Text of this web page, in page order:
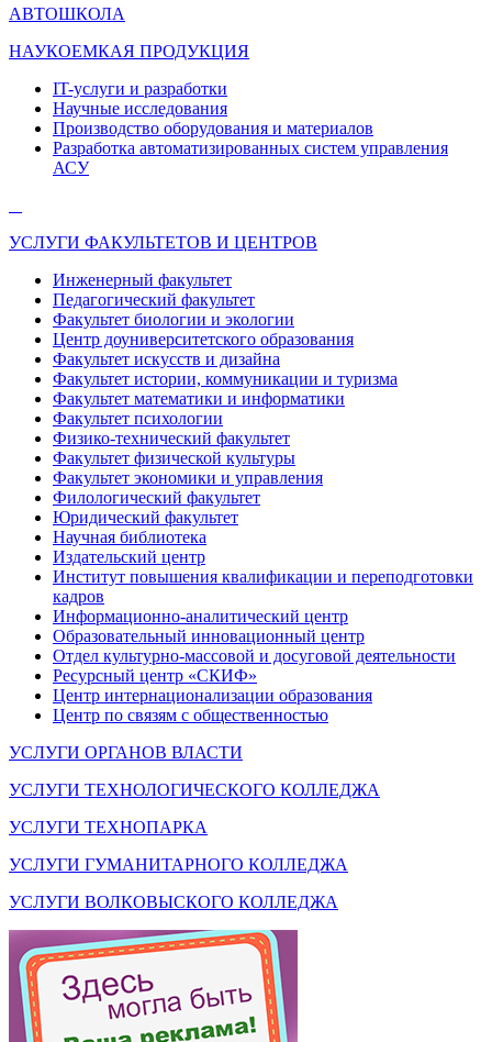
АВТОШКОЛА
НАУКОЕМКАЯ ПРОДУКЦИЯ
IT-услуги и разработки
Научные исследования
Производство оборудования и материалов
Разработка автоматизированных систем управления
АСУ
УСЛУГИ ФАКУЛЬТЕТОВ И ЦЕНТРОВ
Инженерный факультет
Педагогический факультет
Факультет биологии и экологии
Центр доуниверситетского образования
Факультет искусств и дизайна
Факультет истории, коммуникации и туризма
Факультет математики и информатики
Факультет психологии
Физико-технический факультет
Факультет физической культуры
Факультет экономики и управления
Филологический факультет
Юридический факультет
Научная библиотека
Издательский центр
Институт повышения квалификации и переподготовки
кадров
Информационно-аналитический центр
Образовательный инновационный центр
Отдел культурно-массовой и досуговой деятельности
Ресурсный центр «СКИФ»
Центр интернационализации образования
Центр по связям с общественностью
УСЛУГИ ОРГАНОВ ВЛАСТИ
УСЛУГИ ТЕХНОЛОГИЧЕСКОГО КОЛЛЕДЖА
УСЛУГИ ТЕХНОПАРКА
УСЛУГИ ГУМАНИТАРНОГО КОЛЛЕДЖА
УСЛУГИ ВОЛКОВЫСКОГО КОЛЛЕДЖА